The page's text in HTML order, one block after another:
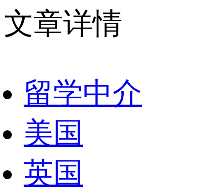
文章详情
留学中介
美国
英国